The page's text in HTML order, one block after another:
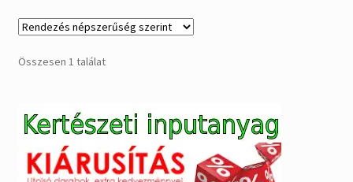
Összesen 1 találat